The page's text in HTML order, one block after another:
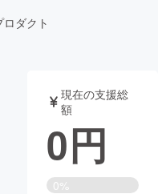
募集終了が近いプ
ジェクト
音楽
ゲーム・サ
書籍・雑誌
ロダクト
現在の支援総
額
0円
0%